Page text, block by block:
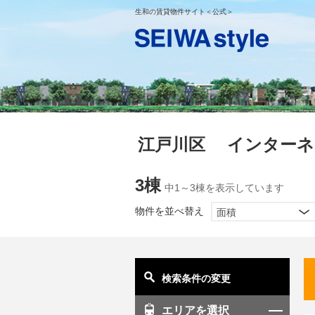
検索条件の変更
エリアを選択
生和の賃貸物件サイト＜公式＞
江戸川区 インターネ
3棟 中1～3棟を表示しています
物件を並べ替え 面積